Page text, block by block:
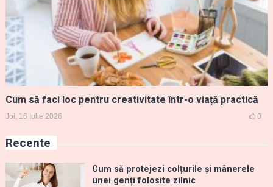
Cum să faci loc pentru creativitate într-o viață practică
Joi, 16 Iulie 2026 0
Recente
Cum să protejezi colțurile și mânerele
unei genți folosite zilnic